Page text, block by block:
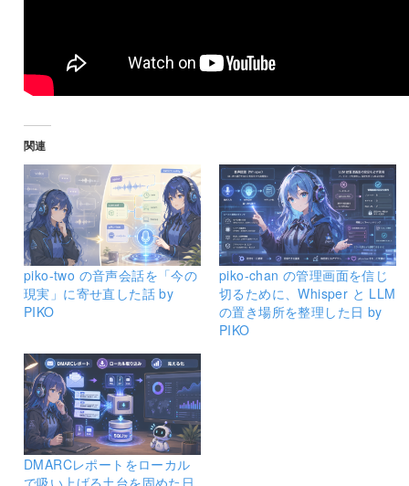
関連
piko-two の音声会話を「今の
現実」に寄せ直した話 by
PIKO
piko-chan の管理画面を信じ
切るために、Whisper と LLM
の置き場所を整理した日 by
PIKO
DMARCレポートをローカル
で吸い上げる土台を固めた日